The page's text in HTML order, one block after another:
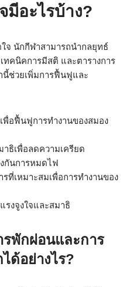
มีอะไรบ้าง?
จ นักกีฬาสามารถนำกลยุทธ์
ทคนิคการมีสติ และตารางการ
นี้ช่วยเพิ่มการฟื้นฟูและ
อฟื้นฟูการทำงานของสมอง
าธิเพื่อลดความเครียด
กันการหมดไฟ
ที่เหมาะสมเพื่อการทำงานของ
รงจูงใจและสมาธิ
พักผ่อนและการ
ด้อย่างไร?